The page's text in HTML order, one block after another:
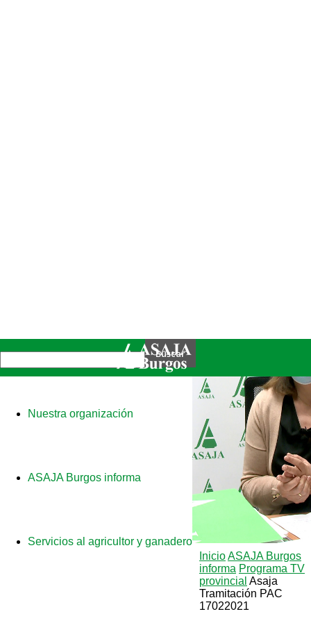
Nuestra organización
ASAJA Burgos informa
Servicios al agricultor y ganadero
InicioASAJA Burgos
informa Programa TV
provincial Asaja
Tramitación PAC
17022021